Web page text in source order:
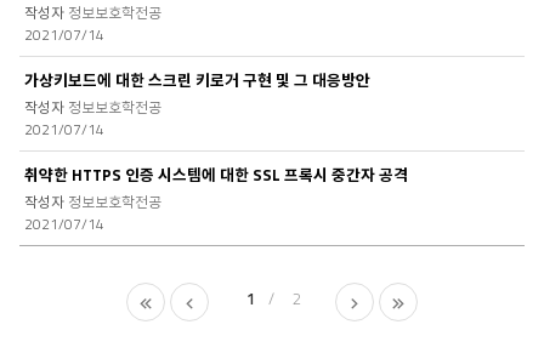
정보보호학전공
2021/07/14
가상키보드에 대한 스크린 키로거 구현 및 그 대응방안
정보보호학전공
2021/07/14
취약한 HTTPS 인증 시스템에 대한 SSL 프록시 중간자 공격
정보보호학전공
2021/07/14
1 2